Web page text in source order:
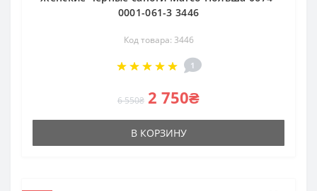
0001-061-3 3446
Код товара: 3446
1
6 550₴ 2 750₴
В КОРЗИНУ